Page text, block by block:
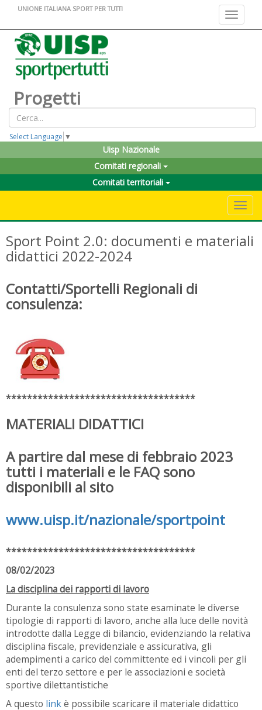
Toggle
UNIONE ITALIANA SPORT PER TUTTI
Progetti
Select Language ▼
Uisp Nazionale
Comitati regionali
Comitati territoriali
Sport Point 2.0: documenti e materiali
didattici 2022-2024
Contatti/Sportelli Regionali di
consulenza:
************************************
MATERIALI DIDATTICI
A partire dal mese di febbraio 2023
tutti i materiali e le FAQ sono
disponibili al sito
www.uisp.it/nazionale/sportpoint
************************************
08/02/2023
La disciplina dei rapporti di lavoro
Durante la consulenza sono state esaminate le diverse
tipologie di rapporti di lavoro, anche alla luce delle novità
introdotte dalla Legge di bilancio, evidenziando la relativa
disciplina fiscale, previdenziale e assicurativa, gli
adempimenti a carico del committente ed i vincoli per gli
enti del terzo settore e per le associazioni e società
sportive dilettantistiche
A questo linkè possibile scaricare il materiale didattico